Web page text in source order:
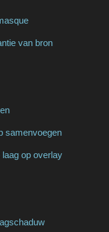
van bron
samenvoegen
op overlay